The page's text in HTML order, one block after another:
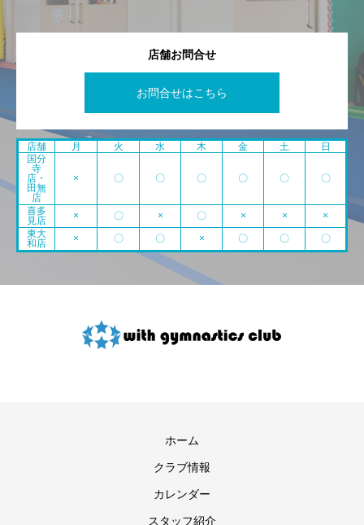
店舗お問合せ
お問合せはこちら
店舗 月 火 水 木 金 土
日
国分
寺
店・
田無
店
× 〇 〇 〇 〇 〇 〇
喜多
見店
× 〇 × 〇 × ×
×
東大
和店
× 〇 〇 × 〇 〇 〇
ホーム
クラブ情報
カレンダー
スタッフ紹介